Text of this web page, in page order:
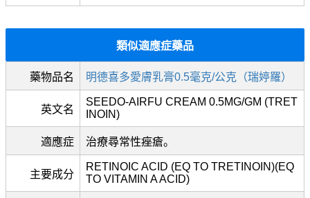
類似適應症藥品
藥物品名 明德喜多愛膚乳膏0.5毫克/公克（瑞婷羅）
英文名
SEEDO-AIRFU CREAM 0.5MG/GM (TRET
INOIN)
適應症 治療尋常性痤瘡。
主要成分
RETINOIC ACID (EQ TO TRETINOIN)(EQ
TO VITAMIN A ACID)